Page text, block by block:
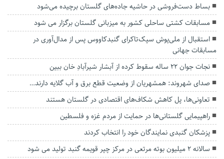
بساط دست‌فروشی در حاشیه جاده‌های گلستان برچیده می‌شود
مسابقات کشتی ساحلی کشور به میزبانی گلستان برگزار می شود
استقبال از ملی‌پوش سپک‌تاکرای گنبدکاووس پس از مدال‌آوری در
مسابقات جهانی
نجات جوان ۲۲ ساله سقوط کرده از آبشار شیرآبادِ خان ببین
صدای شهروند: همشهریان از وضعیت قطع برق و آب گلایه دارند…
تعاونی‌ها، پل کاهش شکاف‌های اقتصادی در گلستان هستند
راهپیمایی گلستانی‌ها در حمایت از مردم غزه و فلسطین
پزشکان گنبدی نمایندگان خود را انتخاب کردند
سالانه ۲ میلیون بوته مرتعی در مرکز چپر قویمه گنبد تولید می شود